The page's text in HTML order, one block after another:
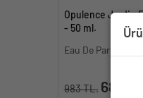
Opulence Jardin
- 50 ml.
Eau De Parfum For
983 TL.